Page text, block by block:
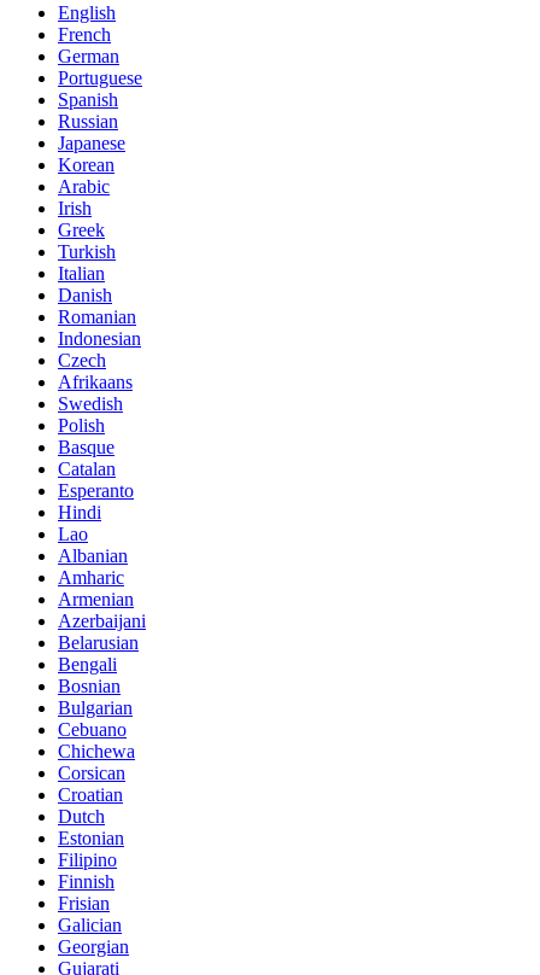
English
French
German
Portuguese
Spanish
Russian
Japanese
Korean
Arabic
Irish
Greek
Turkish
Italian
Danish
Romanian
Indonesian
Czech
Afrikaans
Swedish
Polish
Basque
Catalan
Esperanto
Hindi
Lao
Albanian
Amharic
Armenian
Azerbaijani
Belarusian
Bengali
Bosnian
Bulgarian
Cebuano
Chichewa
Corsican
Croatian
Dutch
Estonian
Filipino
Finnish
Frisian
Galician
Georgian
Gujarati